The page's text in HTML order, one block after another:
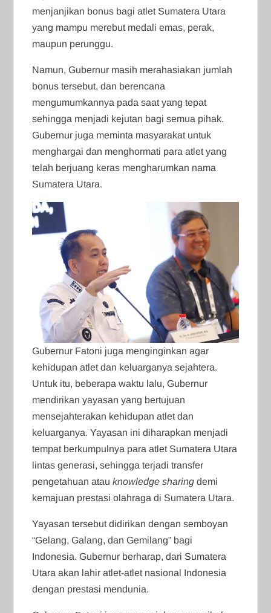
menjanjikan bonus bagi atlet Sumatera Utara
yang mampu merebut medali emas, perak,
maupun perunggu.
Namun, Gubernur masih merahasiakan jumlah
bonus tersebut, dan berencana
mengumumkannya pada saat yang tepat
sehingga menjadi kejutan bagi semua pihak.
Gubernur juga meminta masyarakat untuk
menghargai dan menghormati para atlet yang
telah berjuang keras mengharumkan nama
Sumatera Utara.
Gubernur Fatoni juga menginginkan agar
kehidupan atlet dan keluarganya sejahtera.
Untuk itu, beberapa waktu lalu, Gubernur
mendirikan yayasan yang bertujuan
mensejahterakan kehidupan atlet dan
keluarganya. Yayasan ini diharapkan menjadi
tempat berkumpulnya para atlet Sumatera Utara
lintas generasi, sehingga terjadi transfer
pengetahuan atauknowledge sharing demi
kemajuan prestasi olahraga di Sumatera Utara.
Yayasan tersebut didirikan dengan semboyan
“Gelang, Galang, dan Gemilang” bagi
Indonesia. Gubernur berharap, dari Sumatera
Utara akan lahir atlet-atlet nasional Indonesia
dengan prestasi mendunia.